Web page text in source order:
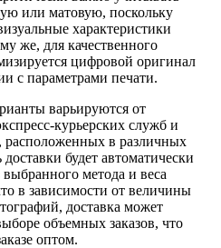
или матовую, поскольку
характеристики
же, для качественного
цифровой оригинал
с параметрами печати.
варьируются от
курьерских служб и
в различных
будет автоматически
выбранного метода и веса
в зависимости от величины
доставка может
объемных заказов, что
оптом.